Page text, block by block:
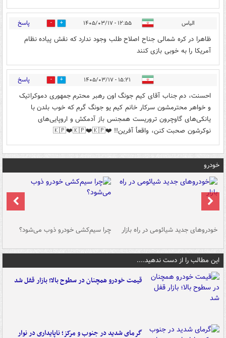
الیاس ۱۲:۵۵ - ۱۴۰۵/۰۳/۱۷ 2 پاسخ
ظاهرا در کره شمالی جناح اصلاح طلب وجود ندارد که نقش پیاده نظام
آمریکا را به خوبی بازی کنند
۱۵:۲۱ - ۱۴۰۵/۰۳/۱۷ 1 پاسخ
احسنت، دم جناب آقای کیم جونگ اون رهبر محترم جمهوری دموکراتیک
و خواهر محترمشون سرکار خانم کیم یو جونگ گرم که خوب بلدن با
یانکی‌های گاوچرون تروریست همجنس باز آدمکش و اروپایی‌های
نوکرشون صحبت کنن، واقعأ آفرین!! ❤️🇰🇵❤️🇰🇵❤️🇰🇵
خودرو
خودروهای جدید شیائومی در راه بازار چرا سیم‌کشی خودرو ذوب می‌شود؟
این مطالب را از دست ندهید....
قیمت خودرو همچنان در سطوح بالا؛ بازار قفل شد
گرمای شدید در جنوب و مرکز؛ ناپایداری در نوار